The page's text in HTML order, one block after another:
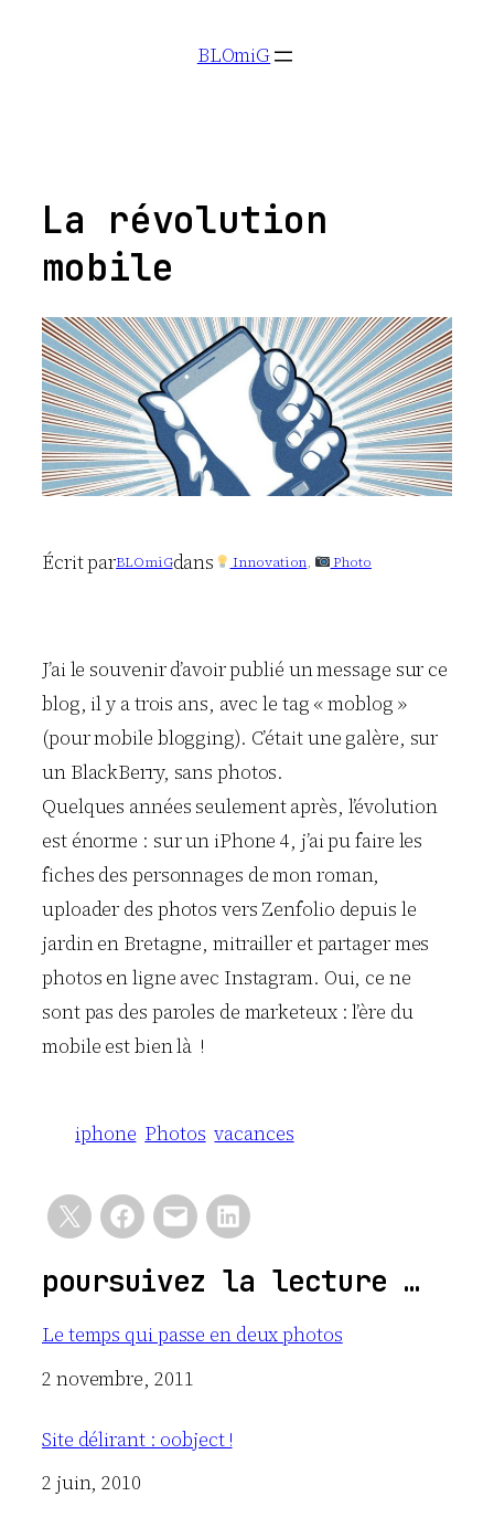
BLOmiG
La révolution
mobile
Écrit parBLOmiGdans Innovation, Photo
J’ai le souvenir d’avoir publié un message sur ce
blog, il y a trois ans, avec le tag « moblog »
(pour mobile blogging). C’était une galère, sur
un BlackBerry, sans photos.
Quelques années seulement après, l’évolution
est énorme : sur un iPhone 4, j’ai pu faire les
fiches des personnages de mon roman,
uploader des photos vers Zenfolio depuis le
jardin en Bretagne, mitrailler et partager mes
photos en ligne avec Instagram. Oui, ce ne
sont pas des paroles de marketeux : l’ère du
mobile est bien là !
iphone Photos vacances
poursuivez la lecture …
Le temps qui passe en deux photos
Date
2 novembre, 2011
Site délirant : oobject !
Date
2 juin, 2010